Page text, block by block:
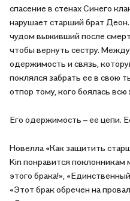
**Только для оформивших
подарок.
Количество подарков
спасение в стенах Синего
нарушает старший брат
чудом выживший после
чтобы вернуть сестру.
одержимость и связь,
поклялся забрать ее в свою
отпор тому, кого боялась всю
Его одержимость – ее цепи.
Новелла «Как защитить
Kin понравится поклонникам
этого брака!»,
«Этот брак обречен на